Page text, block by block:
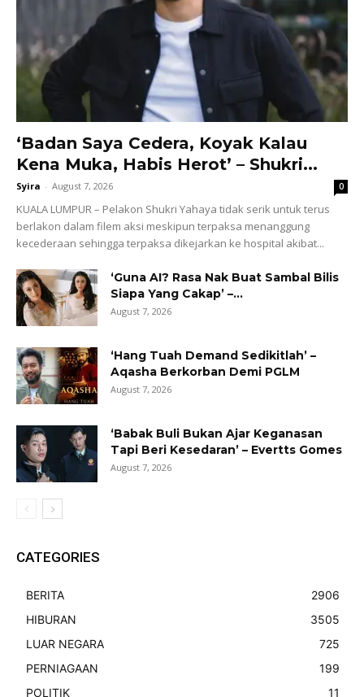
‘Badan Saya Cedera, Koyak Kalau
Kena Muka, Habis Herot’ – Shukri...
Syira - August 7, 2026 0
KUALA LUMPUR – Pelakon Shukri Yahaya tidak serik untuk terus
berlakon dalam filem aksi meskipun terpaksa menanggung
kecederaan sehingga terpaksa dikejarkan ke hospital akibat...
‘Guna AI? Rasa Nak Buat Sambal Bilis
Siapa Yang Cakap’ –...
August 7, 2026
‘Hang Tuah Demand Sedikitlah’ –
Aqasha Berkorban Demi PGLM
August 7, 2026
‘Babak Buli Bukan Ajar Keganasan
Tapi Beri Kesedaran’ – Evertts Gomes
August 7, 2026
CATEGORIES
BERITA
2906
HIBURAN
3505
LUAR NEGARA
725
PERNIAGAAN
199
POLITIK
11